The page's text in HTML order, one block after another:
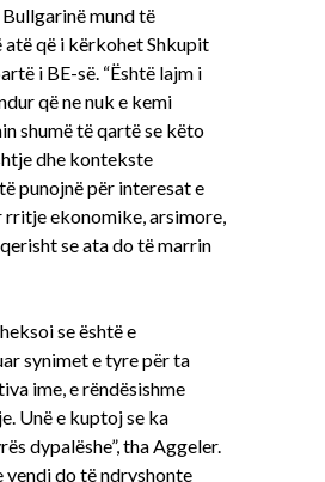
mund të
që i kërkohet Shkupit
i BE-së. “Është lajm i
që ne nuk e kemi
shumë të qartë se këto
dhe kontekste
punojnë për interesat e
rritje ekonomike, arsimore,
se ata do të marrin
se është e
synimet e tyre për ta
ime, e rëndësishme
Unë e kuptoj se ka
dypalëshe”, tha Aggeler.
vendi do të ndryshonte